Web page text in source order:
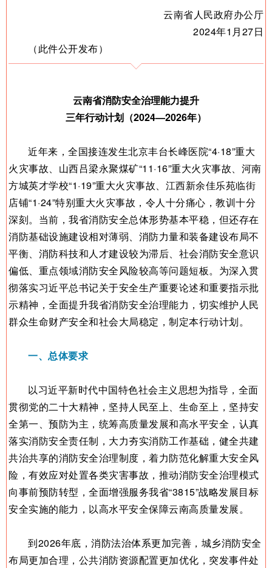
云南省人民政府办公厅
2024年1月27日
（此件公开发布）
云南省消防安全治理能力提升
三年行动计划（2024—2026年）
近年来，全国接连发生北京丰台长峰医院“4·18”重大
火灾事故、山西吕梁永聚煤矿“11·16”重大火灾事故、河南
方城英才学校“1·19”重大火灾事故、江西新余佳乐苑临街
店铺“1·24”特别重大火灾事故，令人十分痛心，教训十分
深刻。当前，我省消防安全总体形势基本平稳，但还存在
消防基础设施建设相对薄弱、消防力量和装备建设布局不
平衡、消防科技和人才建设较为滞后、社会消防安全意识
偏低、重点领域消防安全风险较高等问题短板。为深入贯
彻落实习近平总书记关于安全生产重要论述和重要指示批
示精神，全面提升我省消防安全治理能力，切实维护人民
群众生命财产安全和社会大局稳定，制定本行动计划。
一、总体要求
以习近平新时代中国特色社会主义思想为指导，全面
贯彻党的二十大精神，坚持人民至上、生命至上，坚持安
全第一、预防为主，统筹高质量发展和高水平安全，认真
落实消防安全责任制，大力夯实消防工作基础，健全共建
共治共享的消防安全治理制度，着力防范化解重大安全风
险，有效应对处置各类灾害事故，推动消防安全治理模式
向事前预防转型，全面增强服务我省“3815”战略发展目标
安全实施的能力，以高水平安全保障云南高质量发展。
到2026年底，消防法治体系更加完善，城乡消防安全
布局更加合理，公共消防资源配置更加优化，突发事件处